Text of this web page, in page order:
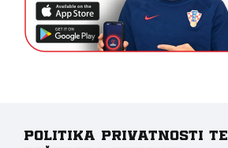
Politika privatnosti te